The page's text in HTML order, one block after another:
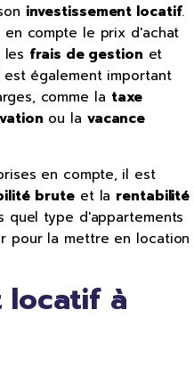
investissement locatif.
compte le prix d'achat
les frais de gestion et
est également important
comme la taxe
ou la vacance
en compte, il est
bruteet la rentabilité
quel type d'appartements
pour la mettre en location
locatif à